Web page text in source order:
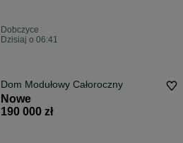
Dobczyce
Dzisiaj o 06:41
Dom Modułowy Całoroczny
Nowe
190 000 zł